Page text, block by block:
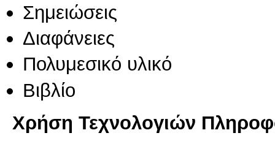
Σημειώσεις
Διαφάνειες
Πολυμεσικό υλικό
Βιβλίο
Χρήση Τεχνολογιών